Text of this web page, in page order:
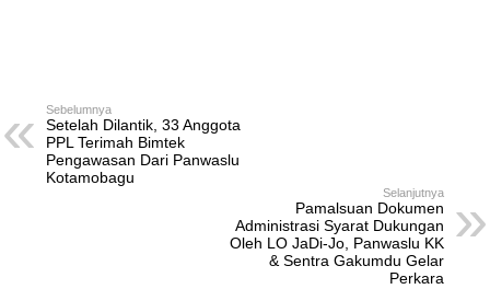
Sebelumnya
Setelah Dilantik, 33 Anggota
PPL Terimah Bimtek
Pengawasan Dari Panwaslu
Kotamobagu
Selanjutnya
Pamalsuan Dokumen
Administrasi Syarat Dukungan
Oleh LO JaDi-Jo, Panwaslu KK
& Sentra Gakumdu Gelar
Perkara